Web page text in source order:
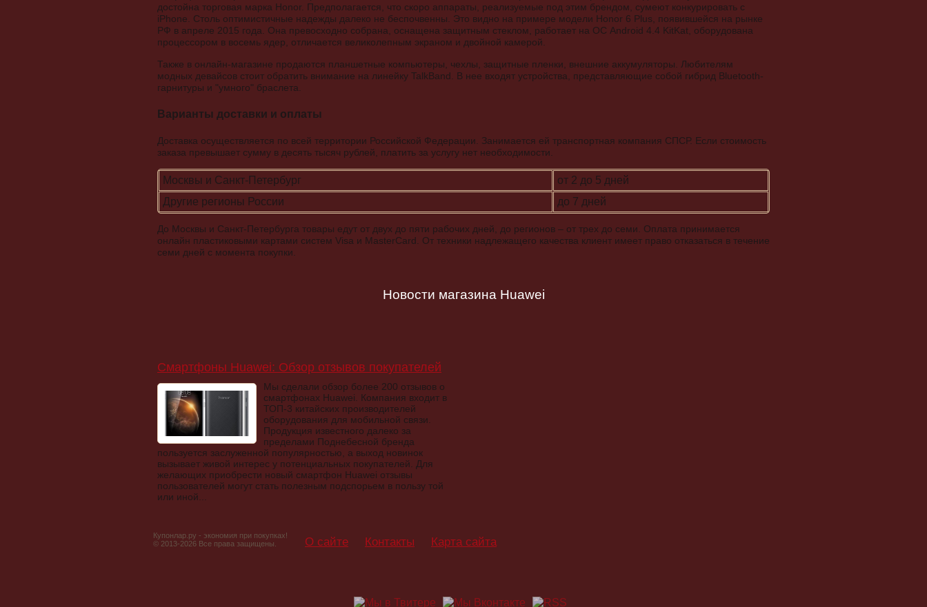
достойна торговая марка Honor. Предполагается, что скоро аппараты, реализуемые под этим брендом, сумеют конкурировать с
iPhone. Столь оптимистичные надежды далеко не беспочвенны. Это видно на примере модели Honor 6 Plus, появившейся на рынке
РФ в апреле 2015 года. Она превосходно собрана, оснащена защитным стеклом, работает на ОС Android 4.4 KitKat, оборудована
процессором в восемь ядер, отличается великолепным экраном и двойной камерой.
Также в онлайн-магазине продаются планшетные компьютеры, чехлы, защитные пленки, внешние аккумуляторы. Любителям
модных девайсов стоит обратить внимание на линейку TalkBand. В нее входят устройства, представляющие собой гибрид Bluetooth-
гарнитуры и "умного" браслета.
Варианты доставки и оплаты
Доставка осуществляется по всей территории Российской Федерации. Занимается ей транспортная компания СПСР. Если стоимость
заказа превышает сумму в десять тысяч рублей, платить за услугу нет необходимости.
Москвы и Санкт-Петербург
от 2 до 5 дней
Другие регионы России
до 7 дней
До Москвы и Санкт-Петербурга товары едут от двух до пяти рабочих дней, до регионов – от трех до семи. Оплата принимается
онлайн пластиковыми картами систем Visa и MasterCard. От техники надлежащего качества клиент имеет право отказаться в течение
семи дней с момента покупки.
Новости магазина Huawei
Смартфоны Huawei: Обзор отзывов покупателей
Мы сделали обзор более 200 отзывов о
смартфонах Huawei. Компания входит в
ТОП-3 китайских производителей
оборудования для мобильной связи.
Продукция известного далеко за
пределами Поднебесной бренда
пользуется заслуженной популярностью, а выход новинок
вызывает живой интерес у потенциальных покупателей. Для
желающих приобрести новый смартфон Huawei отзывы
пользователей могут стать полезным подспорьем в пользу той
или иной...
Купонлар.ру - экономия при покупках!
© 2013-2026 Все права защищены.
О сайте Контакты Карта сайта